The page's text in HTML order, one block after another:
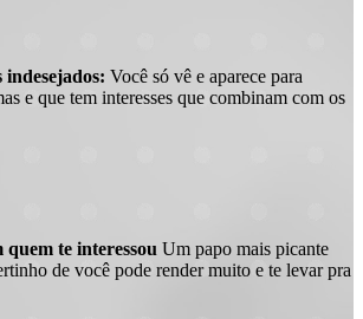
indesejados: Você só vê e aparece para
e que tem interesses que combinam com os
quem te interessou Um papo mais picante
de você pode render muito e te levar pra